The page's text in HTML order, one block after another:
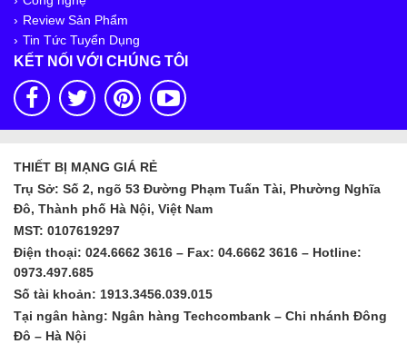
Review Sản Phẩm
Tin Tức Tuyển Dụng
KẾT NỐI VỚI CHÚNG TÔI
THIẾT BỊ MẠNG GIÁ RẺ
Trụ Sở: Số 2, ngõ 53 Đường Phạm Tuấn Tài, Phường Nghĩa
Đô, Thành phố Hà Nội, Việt Nam
MST: 0107619297
Điện thoại: 024.6662 3616 – Fax: 04.6662 3616 – Hotline:
0973.497.685
Số tài khoản: 1913.3456.039.015
Tại ngân hàng: Ngân hàng Techcombank – Chi nhánh Đông
Đô – Hà Nội